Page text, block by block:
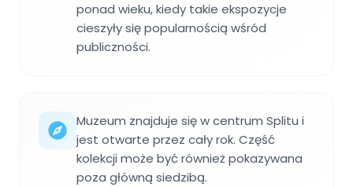
ponad wieku, kiedy takie ekspozycje
cieszyły się popularnością wśród
publiczności.
Muzeum znajduje się w centrum Splitu i
jest otwarte przez cały rok. Część
kolekcji może być również pokazywana
poza główną siedzibą.